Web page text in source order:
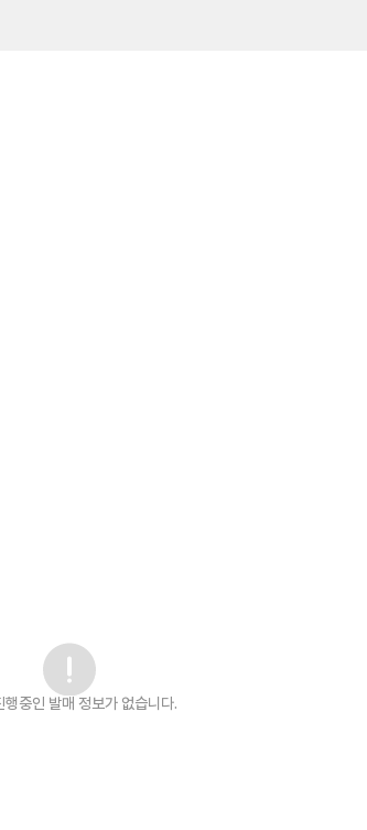
행중인 발매 정보가 없습니다.